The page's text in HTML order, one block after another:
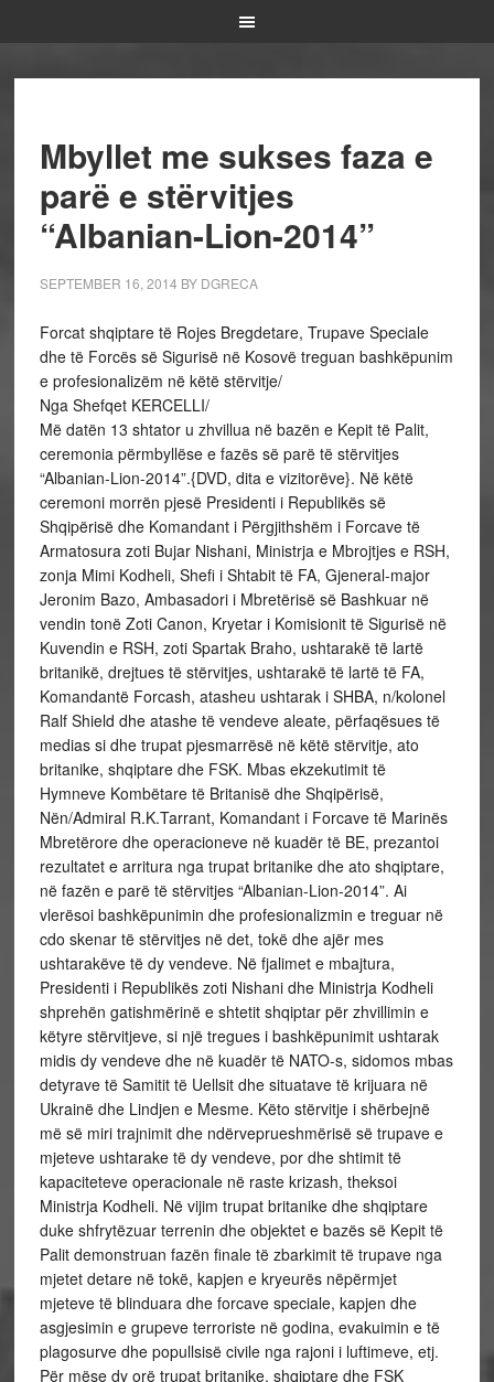
Mbyllet me sukses faza e
parë e stërvitjes
“Albanian-Lion-2014”
SEPTEMBER 16, 2014 BY DGRECA
Forcat shqiptare të Rojes Bregdetare, Trupave Speciale
dhe të Forcës së Sigurisë në Kosovë treguan bashkëpunim
e profesionalizëm në këtë stërvitje/
Nga Shefqet KERCELLI/
Më datën 13 shtator u zhvillua në bazën e Kepit të Palit,
ceremonia përmbyllëse e fazës së parë të stërvitjes
“Albanian-Lion-2014”.{DVD, dita e vizitorëve}. Në këtë
ceremoni morrën pjesë Presidenti i Republikës së
Shqipërisë dhe Komandant i Përgjithshëm i Forcave të
Armatosura zoti Bujar Nishani, Ministrja e Mbrojtjes e RSH,
zonja Mimi Kodheli, Shefi i Shtabit të FA, Gjeneral-major
Jeronim Bazo, Ambasadori i Mbretërisë së Bashkuar në
vendin tonë Zoti Canon, Kryetar i Komisionit të Sigurisë në
Kuvendin e RSH, zoti Spartak Braho, ushtarakë të lartë
britanikë, drejtues të stërvitjes, ushtarakë të lartë të FA,
Komandantë Forcash, atasheu ushtarak i SHBA, n/kolonel
Ralf Shield dhe atashe të vendeve aleate, përfaqësues të
medias si dhe trupat pjesmarrësë në këtë stërvitje, ato
britanike, shqiptare dhe FSK. Mbas ekzekutimit të
Hymneve Kombëtare të Britanisë dhe Shqipërisë,
Nën/Admiral R.K.Tarrant, Komandant i Forcave të Marinës
Mbretërore dhe operacioneve në kuadër të BE, prezantoi
rezultatet e arritura nga trupat britanike dhe ato shqiptare,
në fazën e parë të stërvitjes “Albanian-Lion-2014”. Ai
vlerësoi bashkëpunimin dhe profesionalizmin e treguar në
cdo skenar të stërvitjes në det, tokë dhe ajër mes
ushtarakëve të dy vendeve. Në fjalimet e mbajtura,
Presidenti i Republikës zoti Nishani dhe Ministrja Kodheli
shprehën gatishmërinë e shtetit shqiptar për zhvillimin e
këtyre stërvitjeve, si një tregues i bashkëpunimit ushtarak
midis dy vendeve dhe në kuadër të NATO-s, sidomos mbas
detyrave të Samitit të Uellsit dhe situatave të krijuara në
Ukrainë dhe Lindjen e Mesme. Këto stërvitje i shërbejnë
më së miri trajnimit dhe ndërveprueshmërisë së trupave e
mjeteve ushtarake të dy vendeve, por dhe shtimit të
kapaciteteve operacionale në raste krizash, theksoi
Ministrja Kodheli. Në vijim trupat britanike dhe shqiptare
duke shfrytëzuar terrenin dhe objektet e bazës së Kepit të
Palit demonstruan fazën finale të zbarkimit të trupave nga
mjetet detare në tokë, kapjen e kryeurës nëpërmjet
mjeteve të blinduara dhe forcave speciale, kapjen dhe
asgjesimin e grupeve terroriste në godina, evakuimin e të
plagosurve dhe popullsisë civile nga rajoni i luftimeve, etj.
Për mëse dy orë trupat britanike, shqiptare dhe FSK